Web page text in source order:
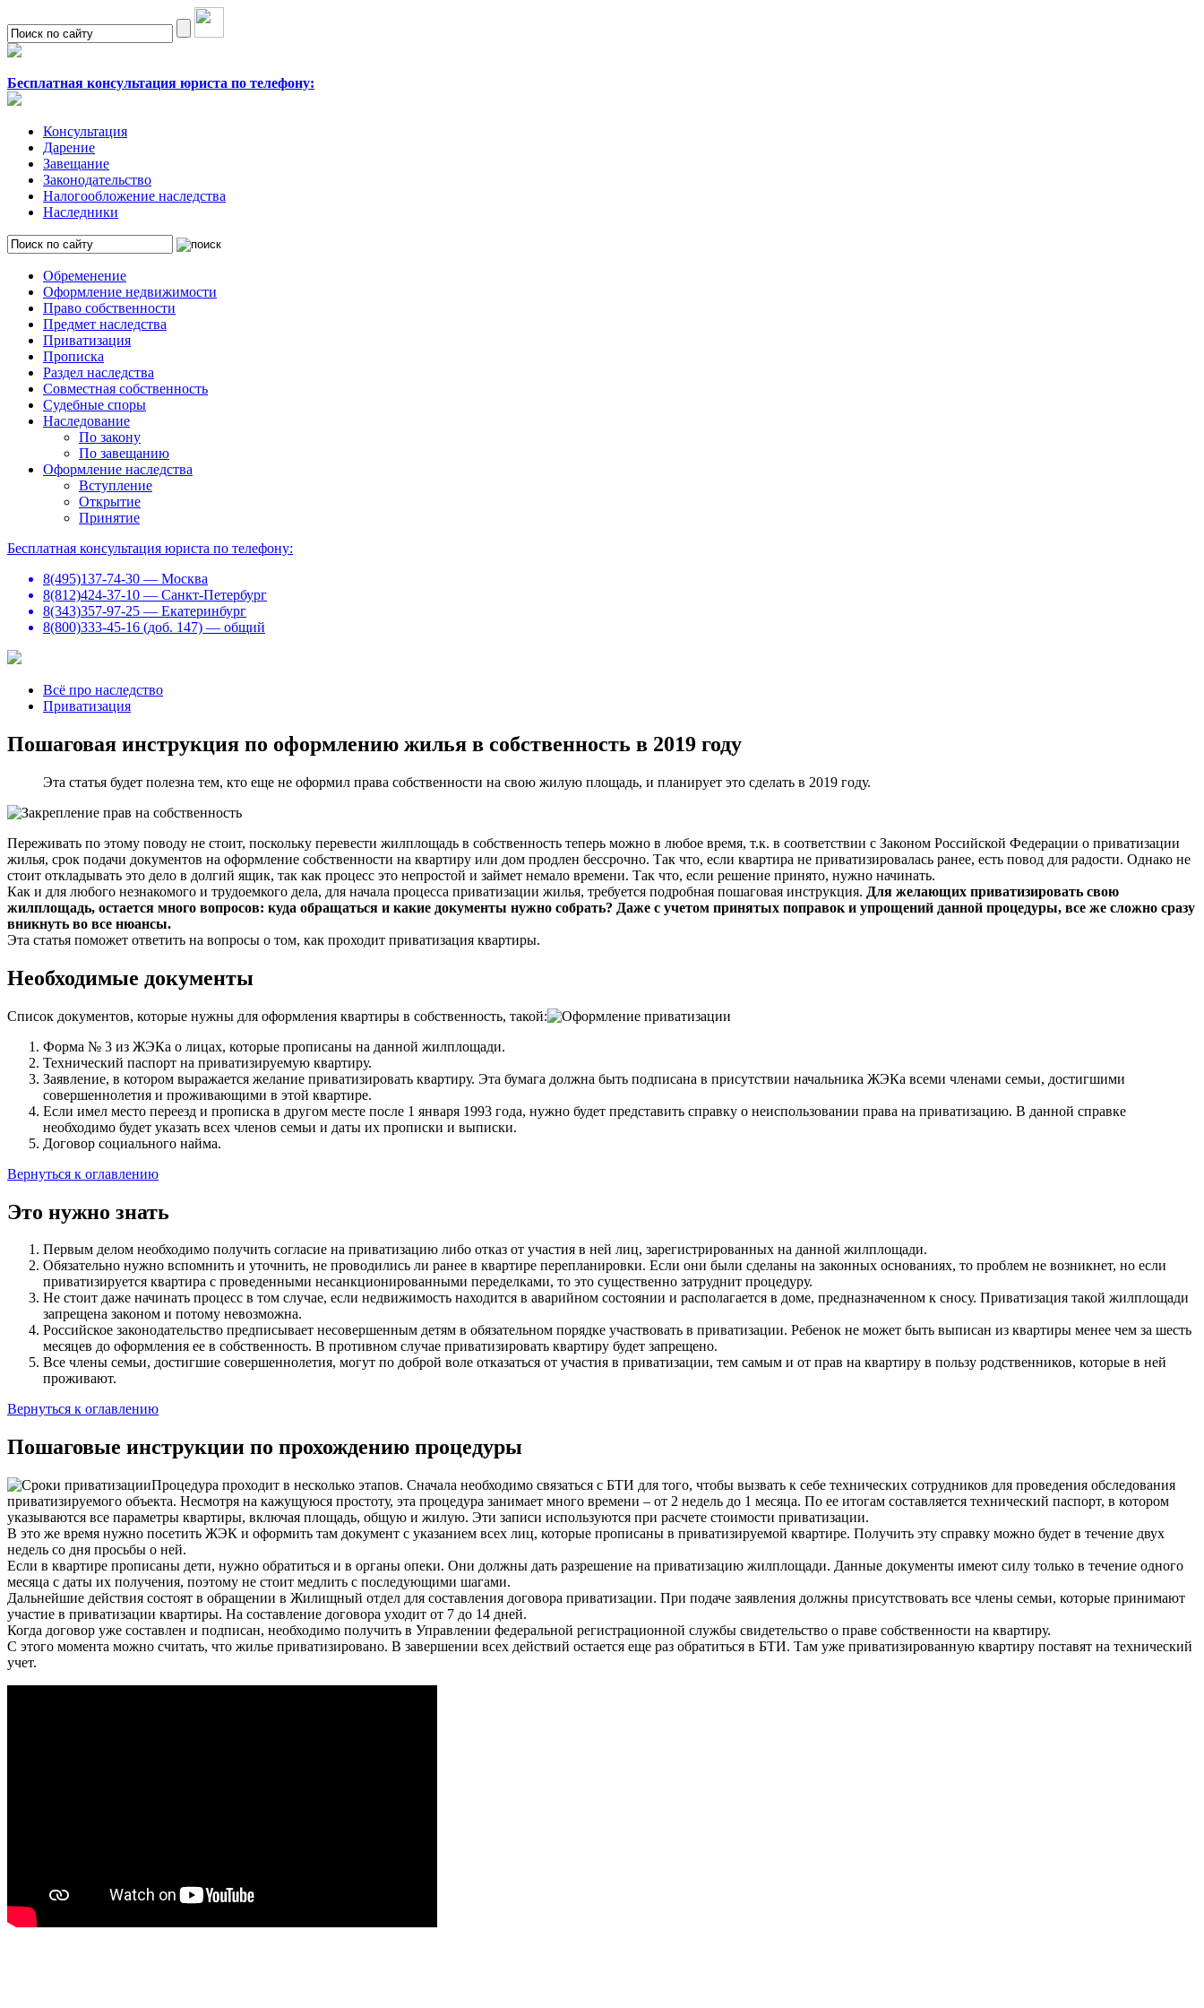
Бесплатная консультация юриста по телефону:
Консультация
Дарение
Завещание
Законодательство
Налогообложение наследства
Наследники
Обременение
Оформление недвижимости
Право собственности
Предмет наследства
Приватизация
Прописка
Раздел наследства
Совместная собственность
Судебные споры
Наследование
По закону
По завещанию
Оформление наследства
Вступление
Открытие
Принятие
Бесплатная консультация юриста по телефону:
8(495)137-74-30 — Москва
8(812)424-37-10 — Санкт-Петербург
8(343)357-97-25 — Екатеринбург
8(800)333-45-16 (доб. 147) — общий
Всё про наследство
Приватизация
Пошаговая инструкция по оформлению жилья в собственность в 2019 году
Эта статья будет полезна тем, кто еще не оформил права собственности на свою жилую площадь, и планирует это сделать в 2019 году.
Переживать по этому поводу не стоит, поскольку перевести жилплощадь в собственность теперь можно в любое время, т.к. в соответствии с Законом Российской Федерации о приватизации
жилья, срок подачи документов на оформление собственности на квартиру или дом продлен бессрочно. Так что, если квартира не приватизировалась ранее, есть повод для радости. Однако не
стоит откладывать это дело в долгий ящик, так как процесс это непростой и займет немало времени. Так что, если решение принято, нужно начинать.
Как и для любого незнакомого и трудоемкого дела, для начала процесса приватизации жилья, требуется подробная пошаговая инструкция. Для желающих приватизировать свою
жилплощадь, остается много вопросов: куда обращаться и какие документы нужно собрать? Даже с учетом принятых поправок и упрощений данной процедуры, все же сложно сразу
вникнуть во все нюансы.
Эта статья поможет ответить на вопросы о том, как проходит приватизация квартиры.
Необходимые документы
Список документов, которые нужны для оформления квартиры в собственность, такой:
Форма № 3 из ЖЭКа о лицах, которые прописаны на данной жилплощади.
Технический паспорт на приватизируемую квартиру.
Заявление, в котором выражается желание приватизировать квартиру. Эта бумага должна быть подписана в присутствии начальника ЖЭКа всеми членами семьи, достигшими
совершеннолетия и проживающими в этой квартире.
Если имел место переезд и прописка в другом месте после 1 января 1993 года, нужно будет представить справку о неиспользовании права на приватизацию. В данной справке
необходимо будет указать всех членов семьи и даты их прописки и выписки.
Договор социального найма.
Вернуться к оглавлению
Это нужно знать
Первым делом необходимо получить согласие на приватизацию либо отказ от участия в ней лиц, зарегистрированных на данной жилплощади.
Обязательно нужно вспомнить и уточнить, не проводились ли ранее в квартире перепланировки. Если они были сделаны на законных основаниях, то проблем не возникнет, но если
приватизируется квартира с проведенными несанкционированными переделками, то это существенно затруднит процедуру.
Не стоит даже начинать процесс в том случае, если недвижимость находится в аварийном состоянии и располагается в доме, предназначенном к сносу. Приватизация такой жилплощади
запрещена законом и потому невозможна.
Российское законодательство предписывает несовершенным детям в обязательном порядке участвовать в приватизации. Ребенок не может быть выписан из квартиры менее чем за шесть
месяцев до оформления ее в собственность. В противном случае приватизировать квартиру будет запрещено.
Все члены семьи, достигшие совершеннолетия, могут по доброй воле отказаться от участия в приватизации, тем самым и от прав на квартиру в пользу родственников, которые в ней
проживают.
Вернуться к оглавлению
Пошаговые инструкции по прохождению процедуры
Процедура проходит в несколько этапов. Сначала необходимо связаться с БТИ для того, чтобы вызвать к себе технических сотрудников для проведения обследования
приватизируемого объекта. Несмотря на кажущуюся простоту, эта процедура занимает много времени – от 2 недель до 1 месяца. По ее итогам составляется технический паспорт, в котором
указываются все параметры квартиры, включая площадь, общую и жилую. Эти записи используются при расчете стоимости приватизации.
В это же время нужно посетить ЖЭК и оформить там документ с указанием всех лиц, которые прописаны в приватизируемой квартире. Получить эту справку можно будет в течение двух
недель со дня просьбы о ней.
Если в квартире прописаны дети, нужно обратиться и в органы опеки. Они должны дать разрешение на приватизацию жилплощади. Данные документы имеют силу только в течение одного
месяца с даты их получения, поэтому не стоит медлить с последующими шагами.
Дальнейшие действия состоят в обращении в Жилищный отдел для составления договора приватизации. При подаче заявления должны присутствовать все члены семьи, которые принимают
участие в приватизации квартиры. На составление договора уходит от 7 до 14 дней.
Когда договор уже составлен и подписан, необходимо получить в Управлении федеральной регистрационной службы свидетельство о праве собственности на квартиру.
С этого момента можно считать, что жилье приватизировано. В завершении всех действий остается еще раз обратиться в БТИ. Там уже приватизированную квартиру поставят на технический
учет.